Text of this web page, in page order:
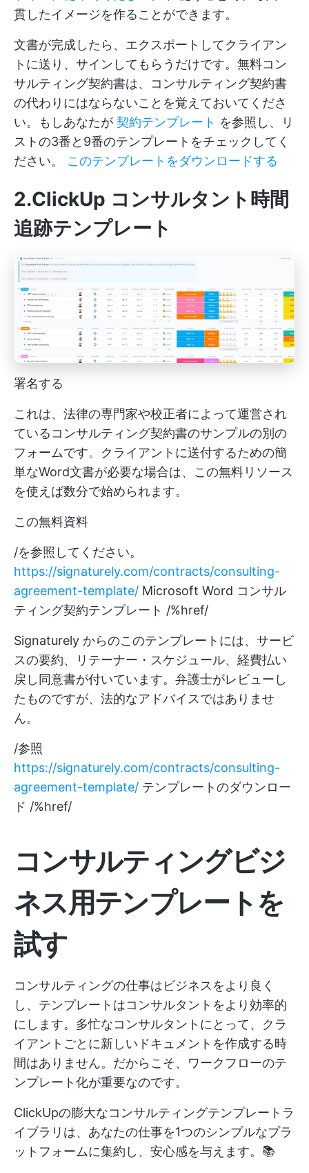
貫したイメージを作ることができます。
文書が完成したら、エクスポートしてクライアン
トに送り、サインしてもらうだけです。無料コン
サルティング契約書は、コンサルティング契約書
の代わりにはならないことを覚えておいてくださ
い。もしあなたが 契約テンプレート を参照し、リ
ストの3番と9番のテンプレートをチェックしてく
ださい。 このテンプレートをダウンロードする
2.ClickUp コンサルタント時間
追跡テンプレート
署名する
これは、法律の専門家や校正者によって運営され
ているコンサルティング契約書のサンプルの別の
フォームです。クライアントに送付するための簡
単なWord文書が必要な場合は、この無料リソース
を使えば数分で始められます。
この無料資料
/を参照してください。
https://signaturely.com/contracts/consulting-
agreement-template/ Microsoft Word コンサル
ティング契約テンプレート /%href/
Signaturely からのこのテンプレートには、サービ
スの要約、リテーナー・スケジュール、経費払い
戻し同意書が付いています。弁護士がレビューし
たものですが、法的なアドバイスではありませ
ん。
/参照
https://signaturely.com/contracts/consulting-
agreement-template/ テンプレートのダウンロー
ド /%href/
コンサルティングビジ
ネス用テンプレートを
試す
コンサルティングの仕事はビジネスをより良く
し、テンプレートはコンサルタントをより効率的
にします。多忙なコンサルタントにとって、クラ
イアントごとに新しいドキュメントを作成する時
間はありません。だからこそ、ワークフローのテ
ンプレート化が重要なのです。
ClickUpの膨大なコンサルティングテンプレートラ
イブラリは、あなたの仕事を1つのシンプルなプラ
ットフォームに集約し、安心感を与えます。📚